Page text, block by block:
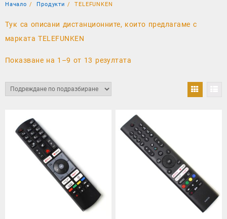
Начало Продукти TELEFUNKEN
Тук са описани дистанционните, които предлагаме с
марката TELEFUNKEN
Показване на 1–9 от 13 резултата